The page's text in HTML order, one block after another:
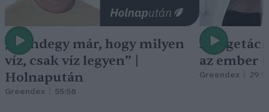
„Mindegy már, hogy milyen
víz, csak víz legyen” |
Holnapután
Greendex 55:58
A
az ember
Greendex